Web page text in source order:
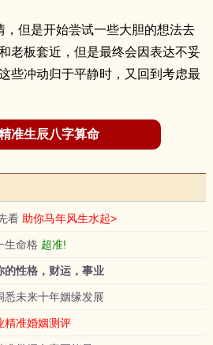
，但是开始尝试一些大胆的想法去
老板套近，但是最终会因表达不妥
些冲动归于平静时，又回到考虑最
准生辰八字算命
看 助你马年风生水起>
生命格 超准!
的性格，财运，事业
悉未来十年姻缘发展
精准婚姻测评